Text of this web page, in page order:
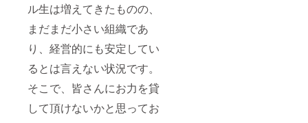
ル生は増えてきたものの、
まだまだ小さい組織であ
り、経営的にも安定してい
るとは言えない状況です。
そこで、皆さんにお力を貸
して頂けないかと思ってお